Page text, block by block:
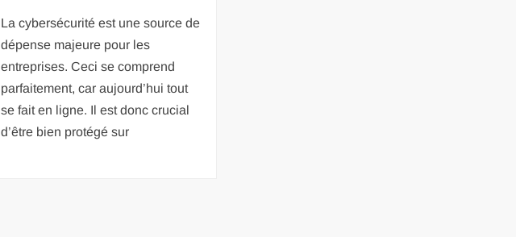
La cybersécurité est une source de
dépense majeure pour les
entreprises. Ceci se comprend
parfaitement, car aujourd’hui tout
se fait en ligne. Il est donc crucial
d’être bien protégé sur